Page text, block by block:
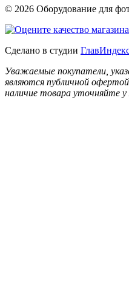
© 2026 Оборудование для
Сделано в студии
Уважаемые покупатели,
являются публичной
наличие товара уточняйте